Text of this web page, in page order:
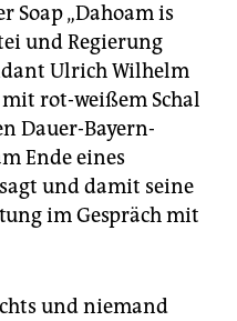
Soap „Dahoam is
und Regierung
Ulrich Wilhelm
rot-weißem Schal
Dauer-Bayern-
Ende eines
und damit seine
im Gespräch mit
und niemand